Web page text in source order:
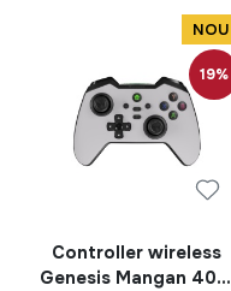
NOU
19%
Controller wireless
Genesis Mangan 400,